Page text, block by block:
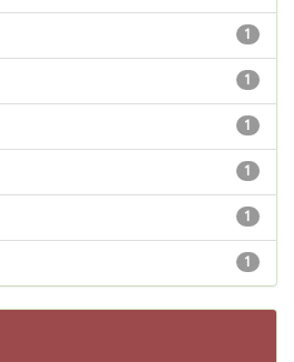
1
1
1
1
1
1